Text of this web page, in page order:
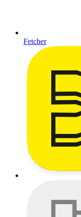
Fetcher